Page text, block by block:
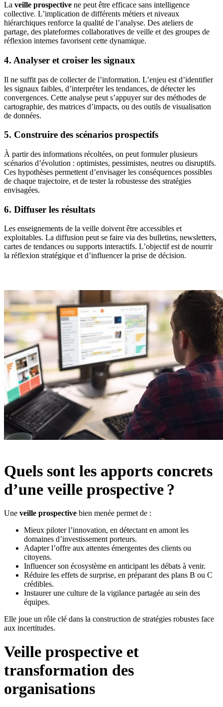
La veille prospective ne peut être efficace sans intelligence
collective. L’implication de différents métiers et niveaux
hiérarchiques renforce la qualité de l’analyse. Des ateliers de
partage, des plateformes collaboratives de veille et des groupes de
réflexion internes favorisent cette dynamique.
4. Analyser et croiser les signaux
Il ne suffit pas de collecter de l’information. L’enjeu est d’identifier
les signaux faibles, d’interpréter les tendances, de détecter les
convergences. Cette analyse peut s’appuyer sur des méthodes de
cartographie, des matrices d’impacts, ou des outils de visualisation
de données.
5. Construire des scénarios prospectifs
À partir des informations récoltées, on peut formuler plusieurs
scénarios d’évolution : optimistes, pessimistes, neutres ou disruptifs.
Ces hypothèses permettent d’envisager les conséquences possibles
de chaque trajectoire, et de tester la robustesse des stratégies
envisagées.
6. Diffuser les résultats
Les enseignements de la veille doivent être accessibles et
exploitables. La diffusion peut se faire via des bulletins, newsletters,
cartes de tendances ou supports interactifs. L’objectif est de nourrir
la réflexion stratégique et d’influencer la prise de décision.
Quels sont les apports concrets
d’une veille prospective ?
Une veille prospective bien menée permet de :
Mieux piloter l’innovation, en détectant en amont les
domaines d’investissement porteurs.
Adapter l’offre aux attentes émergentes des clients ou
citoyens.
Influencer son écosystème en anticipant les débats à venir.
Réduire les effets de surprise, en préparant des plans B ou C
crédibles.
Instaurer une culture de la vigilance partagée au sein des
équipes.
Elle joue un rôle clé dans la construction de stratégies robustes face
aux incertitudes.
Veille prospective et
transformation des
organisations